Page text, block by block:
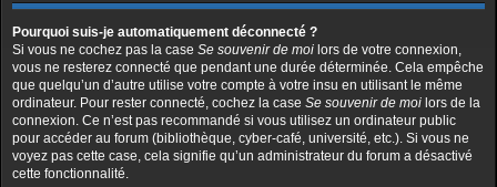
Pourquoi suis-je automatiquement déconnecté ?
Si vous ne cochez pas la case Se souvenir de moi lors de votre connexion,
vous ne resterez connecté que pendant une durée déterminée. Cela empêche
que quelqu’un d’autre utilise votre compte à votre insu en utilisant le même
ordinateur. Pour rester connecté, cochez la case Se souvenir de moi lors de la
connexion. Ce n’est pas recommandé si vous utilisez un ordinateur public
pour accéder au forum (bibliothèque, cyber-café, université, etc.). Si vous ne
voyez pas cette case, cela signifie qu’un administrateur du forum a désactivé
cette fonctionnalité.